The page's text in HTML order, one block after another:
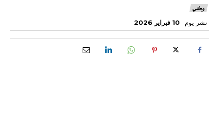
وطني
نشر يوم 10 فبراير 2026